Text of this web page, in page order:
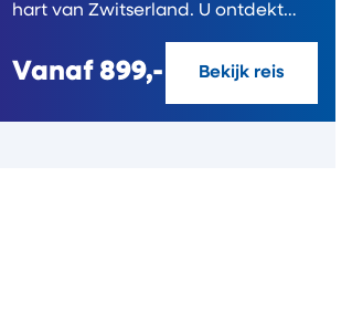
hart van Zwitserland. U ontdekt
Vanaf 899,- Bekijk reis